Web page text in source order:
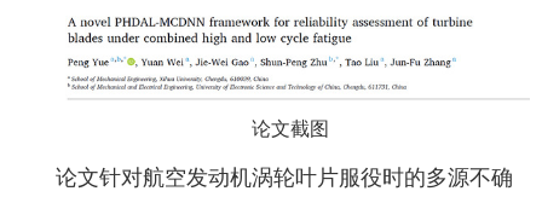
论文截图
论文针对航空发动机涡轮叶片服役时的多源不确